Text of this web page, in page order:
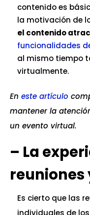
contenido es
la motivación de
el contenido
funcionalidades
al mismo tiempo
virtualmente.
En este artículo
mantener la
un evento virtual.
– La
reuniones
Es cierto que las
individuales de